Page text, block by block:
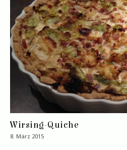
Wirsing-Quiche
8. März 2015